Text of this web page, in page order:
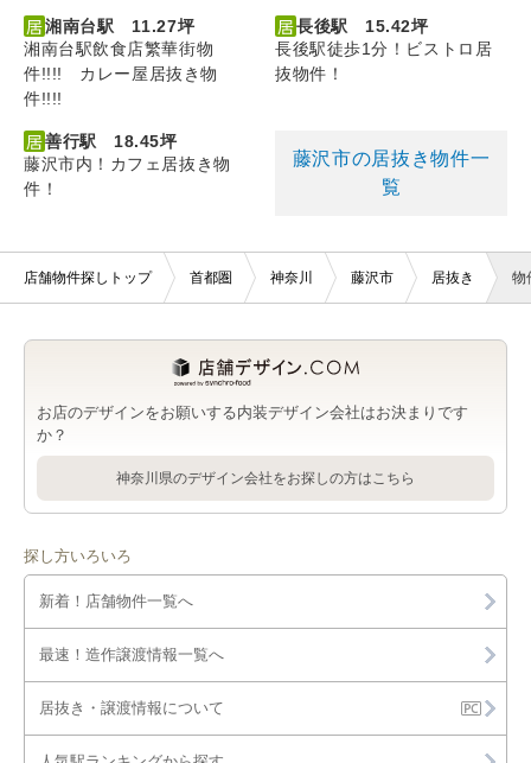
湘南台駅 11.27坪
湘南台駅飲食店繁華街物
件!!!! カレー屋居抜き物
件!!!!
長後駅 15.42坪
長後駅徒歩1分！ビストロ居
抜物件！
善行駅 18.45坪
藤沢市内！カフェ居抜き物
件！
藤沢市の居抜き物件一
覧
店舗物件探しトップ 首都圏 神奈川 藤沢市 居抜き 物
お店のデザインをお願いする内装デザイン会社はお決まりです
か？
神奈川県のデザイン会社をお探しの方はこちら
探し方いろいろ
新着！店舗物件一覧へ
最速！造作譲渡情報一覧へ
居抜き・譲渡情報について